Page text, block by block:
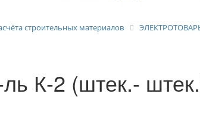
строительных материалов
К-2 (штек.-